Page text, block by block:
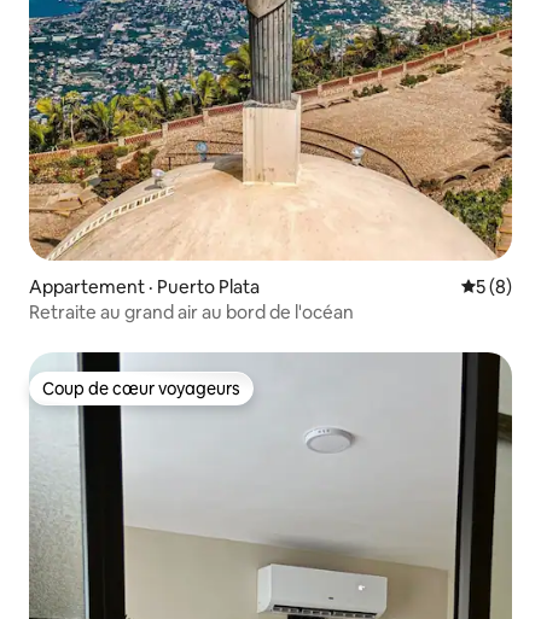
Appartement · Puerto Plata Note
5 (8)
Retraite au grand air au bord de l'océan
Coup de cœur voyageurs
Coup de cœur voyageurs